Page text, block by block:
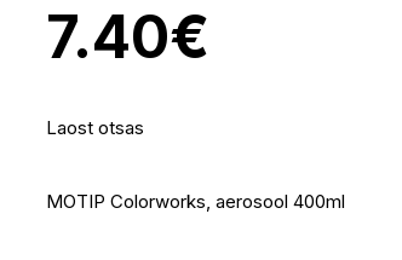
7.40€
Laost otsas
MOTIP Colorworks, aerosool 400ml